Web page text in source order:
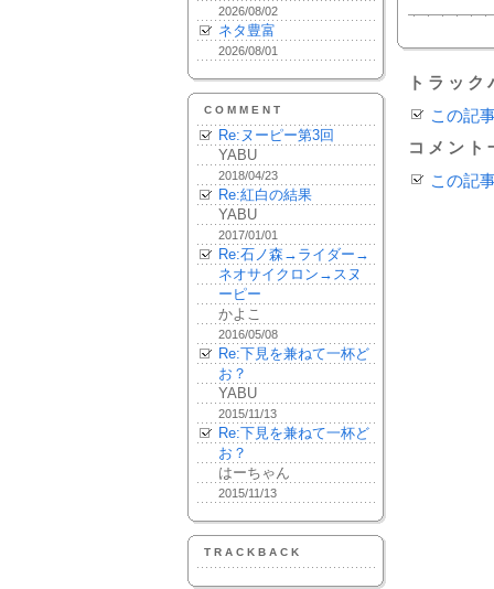
2026/08/02
ネタ豊富
2026/08/01
COMMENT
Re:ヌーピー第3回
YABU
2018/04/23
Re:紅白の結果
YABU
2017/01/01
Re:石ノ森→ライダー→
ネオサイクロン→スヌ
ーピー
かよこ
2016/05/08
Re:下見を兼ねて一杯ど
お？
YABU
2015/11/13
Re:下見を兼ねて一杯ど
お？
はーちゃん
2015/11/13
TRACKBACK
トラッ
この記
コメント
この記